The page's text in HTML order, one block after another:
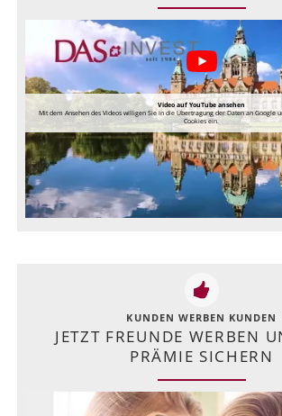
Video auf YouTube ansehen
Mit dem Ansehen des Videos willigen Sie in die Übertragung der Daten an Google
Cookies ein.
KUNDEN WERBEN KUNDEN
JETZT FREUNDE WERBEN
PRÄMIE SICHERN